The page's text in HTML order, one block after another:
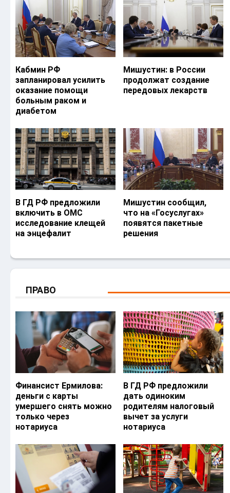
Кабмин РФ
запланировал усилить
оказание помощи
больным раком и
диабетом
Мишустин: в России
продолжат создание
передовых лекарств
В ГД РФ предложили
включить в ОМС
исследование клещей
на энцефалит
Мишустин сообщил,
что на «Госуслугах»
появятся пакетные
решения
ПРАВО
Финансист Ермилова:
деньги с карты
умершего снять можно
только через
нотариуса
В ГД РФ предложили
дать одиноким
родителям налоговый
вычет за услуги
нотариуса